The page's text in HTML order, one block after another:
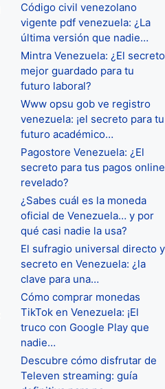
Código civil venezolano
vigente pdf venezuela: ¿La
última versión que nadie…
Mintra Venezuela: ¿El secreto
mejor guardado para tu
futuro laboral?
Www opsu gob ve registro
venezuela: ¡el secreto para tu
futuro académico…
Pagostore Venezuela: ¿El
secreto para tus pagos online
revelado?
¿Sabes cuál es la moneda
oficial de Venezuela… y por
qué casi nadie la usa?
El sufragio universal directo y
secreto en Venezuela: ¿la
clave para una…
Cómo comprar monedas
TikTok en Venezuela: ¡El
truco con Google Play que
nadie…
Descubre cómo disfrutar de
Televen streaming: guía